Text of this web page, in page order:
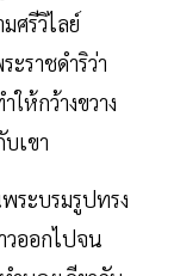
ศรีวิไลย์
ะราชดำริว่า
ห้กว้างขวาง
เขา
ระบรมรูปทรง
วออกไปจน